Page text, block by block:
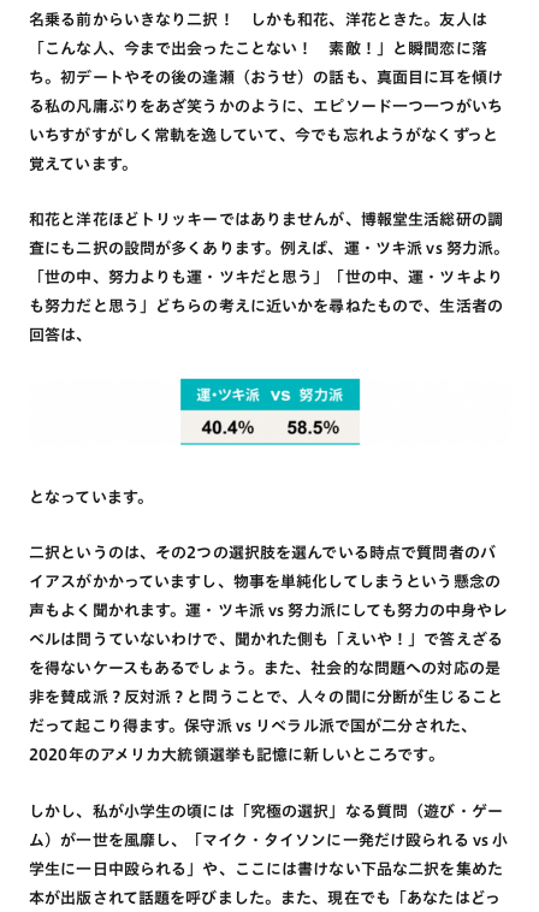
名乗る前からいきなり二択！ しかも和花、洋花ときた。友人は
「こんな人、今まで出会ったことない！ 素敵！」と瞬間恋に落
ち。初デートやその後の逢瀬（おうせ）の話も、真面目に耳を傾け
る私の凡庸ぶりをあざ笑うかのように、エピソード一つ一つがいち
いちすがすがしく常軌を逸していて、今でも忘れようがなくずっと
覚えています。
和花と洋花ほどトリッキーではありませんが、博報堂生活総研の調
査にも二択の設問が多くあります。例えば、運・ツキ派 vs 努力派。
「世の中、努力よりも運・ツキだと思う」「世の中、運・ツキより
も努力だと思う」どちらの考えに近いかを尋ねたもので、生活者の
回答は、
となっています。
二択というのは、その2つの選択肢を選んでいる時点で質問者のバ
イアスがかかっていますし、物事を単純化してしまうという懸念の
声もよく聞かれます。運・ツキ派 vs 努力派にしても努力の中身やレ
ベルは問うていないわけで、聞かれた側も「えいや！」で答えざる
を得ないケースもあるでしょう。また、社会的な問題への対応の是
非を賛成派？反対派？と問うことで、人々の間に分断が生じること
だって起こり得ます。保守派 vs リベラル派で国が二分された、
2020年のアメリカ大統領選挙も記憶に新しいところです。
しかし、私が小学生の頃には「究極の選択」なる質問（遊び・ゲー
ム）が一世を風靡し、「マイク・タイソンに一発だけ殴られる vs 小
学生に一日中殴られる」や、ここには書けない下品な二択を集めた
本が出版されて話題を呼びました。また、現在でも「あなたはどっ